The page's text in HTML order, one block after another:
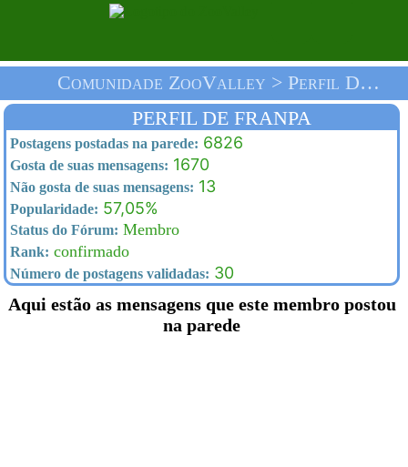
Comunidade ZooValley > Perfil De Franpa > Homepage
PERFIL DE FRANPA
Postagens postadas na parede: 6826
Gosta de suas mensagens: 1670
Não gosta de suas mensagens: 13
Popularidade: 57,05%
Status do Fórum: Membro
Rank: confirmado
Número de postagens validadas: 30
Aqui estão as mensagens que este membro postou
na parede